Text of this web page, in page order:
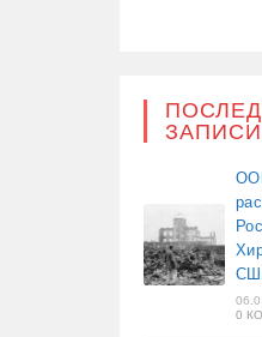
ЗАПИСИ
0